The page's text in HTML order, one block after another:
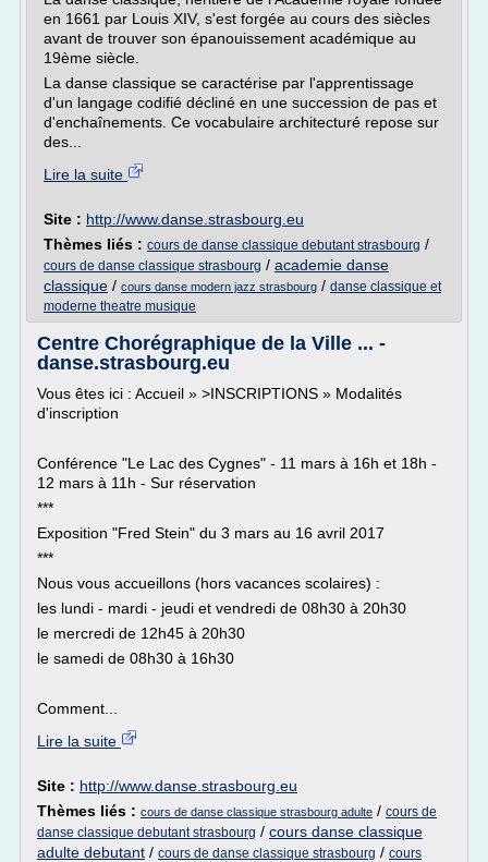
en 1661 par Louis XIV, s'est forgée au cours des siècles
avant de trouver son épanouissement académique au
19ème siècle.
La danse classique se caractérise par l'apprentissage
d'un langage codifié décliné en une succession de pas et
d'enchaînements. Ce vocabulaire architecturé repose sur
des...
Lire la suite
Site : http://www.danse.strasbourg.eu
Thèmes liés : cours de danse classique debutant strasbourg /
cours de danse classique strasbourg / academie danse
classique / cours danse modern jazz strasbourg / danse classique et
moderne theatre musique
Centre Chorégraphique de la Ville ... -
danse.strasbourg.eu
Vous êtes ici : Accueil » >INSCRIPTIONS » Modalités
d'inscription
Conférence "Le Lac des Cygnes" - 11 mars à 16h et 18h -
12 mars à 11h - Sur réservation
***
Exposition "Fred Stein" du 3 mars au 16 avril 2017
***
Nous vous accueillons (hors vacances scolaires) :
les lundi - mardi - jeudi et vendredi de 08h30 à 20h30
le mercredi de 12h45 à 20h30
le samedi de 08h30 à 16h30
Comment...
Lire la suite
Site : http://www.danse.strasbourg.eu
Thèmes liés : cours de danse classique strasbourg adulte / cours de
danse classique debutant strasbourg / cours danse classique
adulte debutant / cours de danse classique strasbourg / cours